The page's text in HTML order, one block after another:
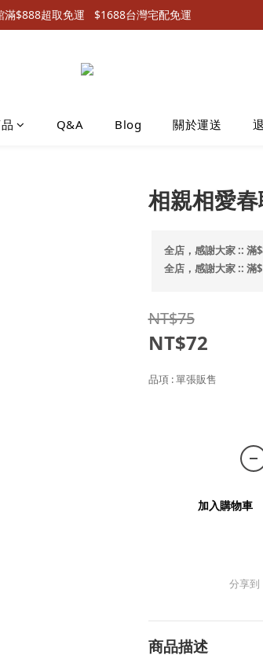
滿$888超取免運   $1688台灣宅配免運
Q&A Blog 關於運送
相親相愛
全店，感謝大家 :: 滿
全店，感謝大家 :: 滿
NT$75
NT$72
品項 : 單張販售
加入購物車
分享到
商品描述